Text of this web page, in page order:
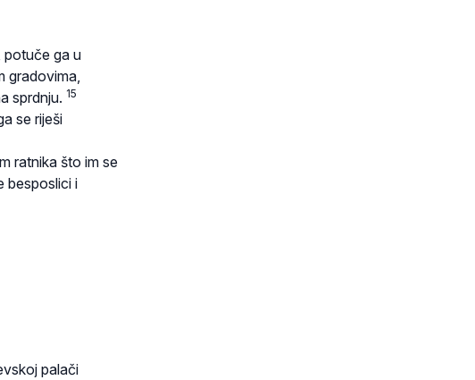
potuče ga u
gradovima,
sprdnju. 15
se riješi
ratnika što im se
besposlici i
palači